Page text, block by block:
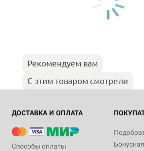
Рекомендуем вам
С этим товаром смотрели
ДОСТАВКА И ОПЛАТА
Способы оплаты